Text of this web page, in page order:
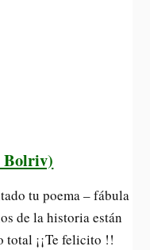
Bolriv)
tu poema – fábula
de la historia están
total ¡¡Te felicito !!